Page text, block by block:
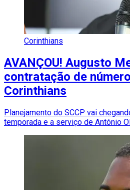
Corinthians
AVANÇOU! Augusto
contratação de
Corinthians
Planejamento do SCCP vai
temporada e a serviço de António